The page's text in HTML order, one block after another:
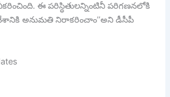
ఈ పరిస్థితులన్నింటినీ పరిగణనలోకి
అనుమతి నిరాకరించాం’’అని డీసీపీ